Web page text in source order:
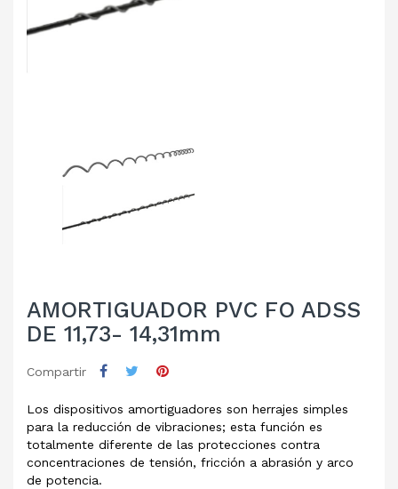
AMORTIGUADOR PVC FO ADSS
DE 11,73- 14,31mm
Compartir
Los dispositivos amortiguadores son herrajes simples
para la reducción de vibraciones; esta función es
totalmente diferente de las protecciones contra
concentraciones de tensión, fricción a abrasión y arco
de potencia.